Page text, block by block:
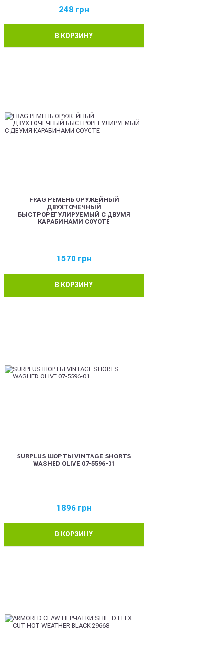
248 грн
В КОРЗИНУ
FRAG РЕМЕНЬ ОРУЖЕЙНЫЙ
ДВУХТОЧЕЧНЫЙ
БЫСТРОРЕГУЛИРУЕМЫЙ С ДВУМЯ
КАРАБИНАМИ COYOTE
1570 грн
В КОРЗИНУ
SURPLUS ШОРТЫ VINTAGE SHORTS
WASHED OLIVE 07-5596-01
1896 грн
В КОРЗИНУ